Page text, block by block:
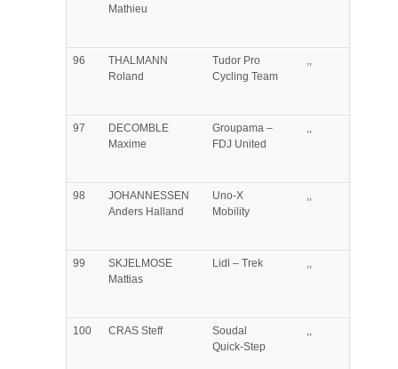
Mathieu
96
THALMANN
Roland
Tudor Pro
Cycling Team
,,
97
DECOMBLE
Maxime
Groupama –
FDJ United
,,
98
JOHANNESSEN
Anders Halland
Uno-X
Mobility
,,
99
SKJELMOSE
Mattias
Lidl – Trek ,,
100 CRAS Steff
Soudal
Quick-Step
,,